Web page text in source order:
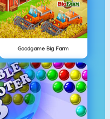
Goodgame Big Farm